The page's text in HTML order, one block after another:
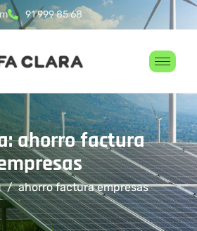
91 999 85 68
ahorro factura
ahorro factura empresas